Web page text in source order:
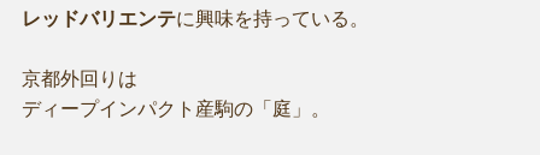
レッドバリエンテに興味を持っている。
京都外回りは
ディープインパクト産駒の「庭」。